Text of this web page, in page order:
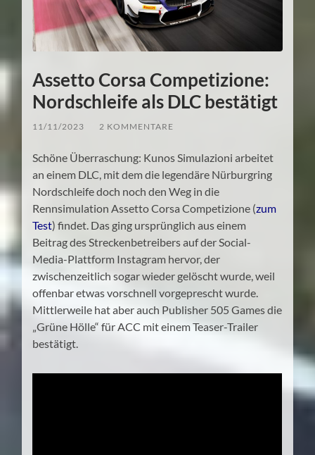
Assetto Corsa Competizione:
Nordschleife als DLC bestätigt
11/11/2023 2 KOMMENTARE
Schöne Überraschung: Kunos Simulazioni arbeitet
an einem DLC, mit dem die legendäre Nürburgring
Nordschleife doch noch den Weg in die
Rennsimulation Assetto Corsa Competizione (zum
Test) findet. Das ging ursprünglich aus einem
Beitrag des Streckenbetreibers auf der Social-
Media-Plattform Instagram hervor, der
zwischenzeitlich sogar wieder gelöscht wurde, weil
offenbar etwas vorschnell vorgeprescht wurde.
Mittlerweile hat aber auch Publisher 505 Games die
„Grüne Hölle“ für ACC mit einem Teaser-Trailer
bestätigt.